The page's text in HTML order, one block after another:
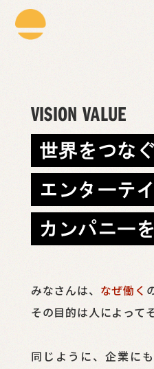
VISION VALUE
世界をつなぐ
エンターテ
カンパニー
みなさんは、 なぜ働く
その目的は人によって
同じように、企業に